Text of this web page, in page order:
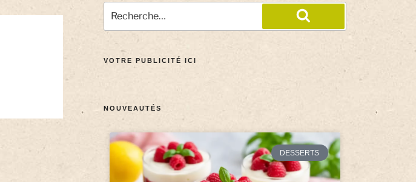
VOTRE PUBLICITÉ ICI
NOUVEAUTÉS
DESSERTS